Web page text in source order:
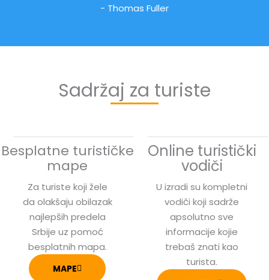
- Thomas Fuller
Sadržaj za turiste
Besplatne turističke
mape
Za turiste koji žele
da olakšaju obilazak
najlepših predela
Srbije uz pomoć
besplatnih mapa.
MAPE
Online turistički
vodiči
U izradi su kompletni
vodiči koji sadrže
apsolutno sve
informacije kojie
trebaš znati kao
turista.